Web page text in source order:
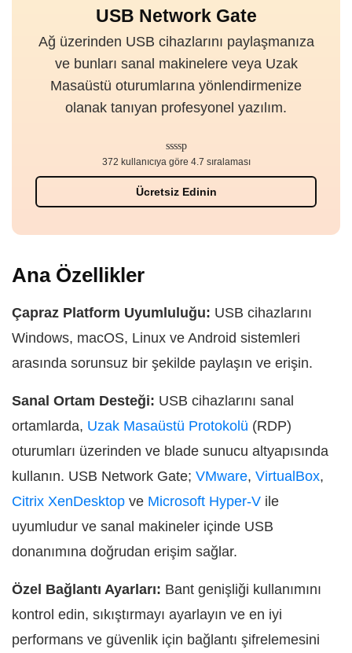
USB Network Gate
Ağ üzerinden USB cihazlarını paylaşmanıza
ve bunları sanal makinelere veya Uzak
Masaüstü oturumlarına yönlendirmenize
olanak tanıyan profesyonel yazılım.
Ücretsiz Edinin
372 kullanıcıya göre 4.7 sıralaması
Ana Özellikler
Çapraz Platform Uyumluluğu: USB cihazlarını
Windows, macOS, Linux ve Android sistemleri
arasında sorunsuz bir şekilde paylaşın ve erişin.
Sanal Ortam Desteği: USB cihazlarını sanal
ortamlarda, Uzak Masaüstü Protokolü (RDP)
oturumları üzerinden ve blade sunucu altyapısında
kullanın. USB Network Gate; VMware, VirtualBox,
Citrix XenDesktop ve Microsoft Hyper-V ile
uyumludur ve sanal makineler içinde USB
donanımına doğrudan erişim sağlar.
Özel Bağlantı Ayarları: Bant genişliği kullanımını
kontrol edin, sıkıştırmayı ayarlayın ve en iyi
performans ve güvenlik için bağlantı şifrelemesini